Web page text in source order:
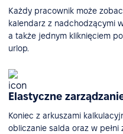
Każdy pracownik może
kalendarz z nadchodzącymi
a także jednym kliknięciem
urlop.
Elastyczne
Koniec z arkuszami
obliczanie salda oraz w